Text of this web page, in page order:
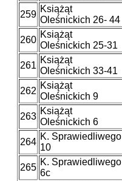
259
Książąt
Oleśnickich 26- 44
260
Książąt
Oleśnickich 25-31
261
Książąt
Oleśnickich 33-41
262
Książąt
Oleśnickich 9
263
Książąt
Oleśnickich 6
264
K. Sprawiedliwego
10
265
K. Sprawiedliwego
6c